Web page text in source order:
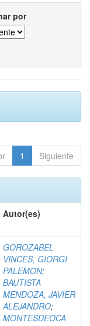
por
1 Siguiente
Autor(es)
GOROZABEL
VINCES, GIORGI
PALEMON;
BAUTISTA
MENDOZA, JAVIER
ALEJANDRO;
MONTESDEOCA